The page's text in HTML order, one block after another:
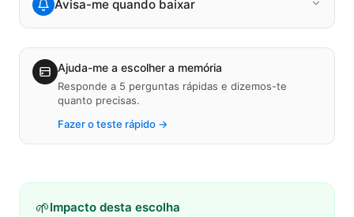
Avisa-me quando baixar
Ajuda-me a escolher a memória
Responde a 5 perguntas rápidas e dizemos-te
quanto precisas.
Fazer o teste rápido →
🌱Impacto desta escolha